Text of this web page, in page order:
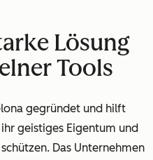
Lösung
Tools
gegründet und hilft
geistiges Eigentum und
Das Unternehmen